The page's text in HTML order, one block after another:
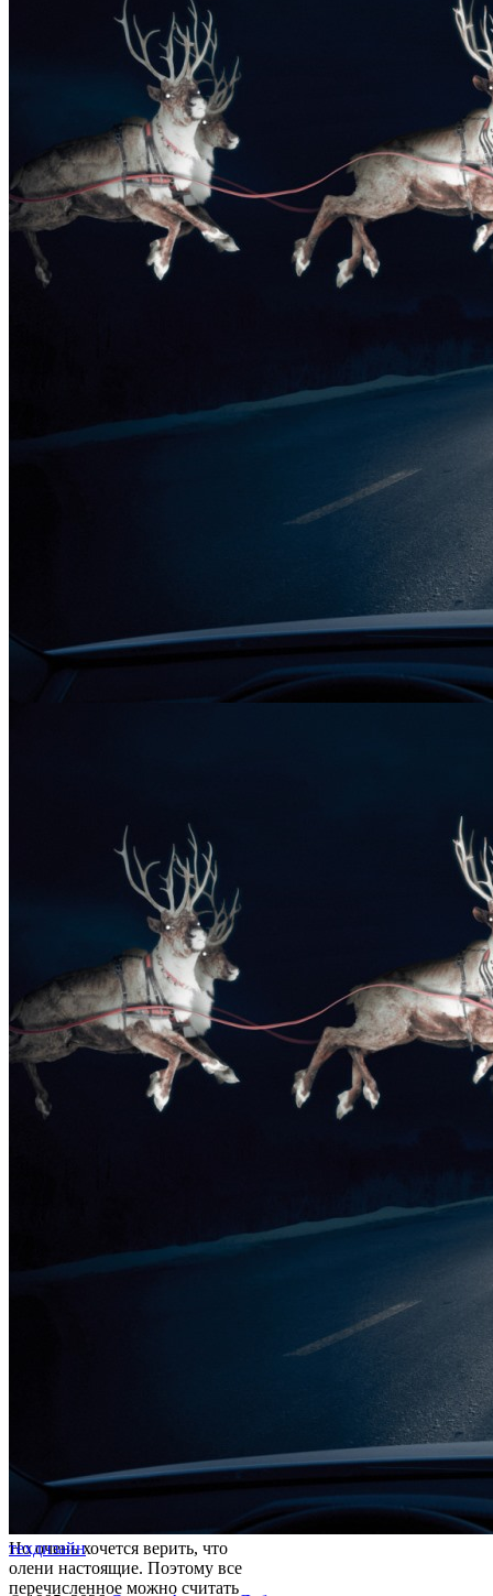
Но очень хочется верить, что
олени настоящие. Поэтому все
перечисленное можно считать
техдизайн